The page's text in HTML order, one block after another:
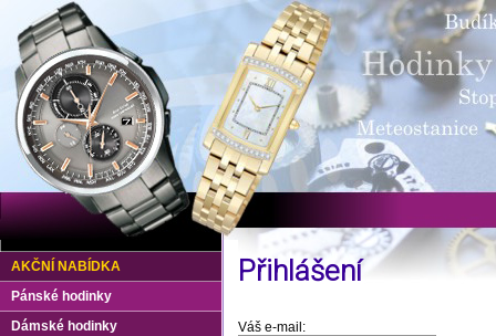
Přihlášení
Váš e-mail:
AKČNÍ NABÍDKA
Pánské hodinky
Dámské hodinky